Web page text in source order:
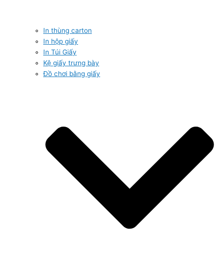
In thùng carton
In hộp giấy
In Túi Giấy
Kệ giấy trưng bày
Đồ chơi bằng giấy